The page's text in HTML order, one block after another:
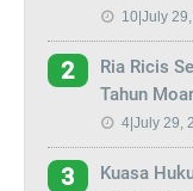
10|July
2
Ria Ricis
Tahun
4|July 29,
3
Kuasa